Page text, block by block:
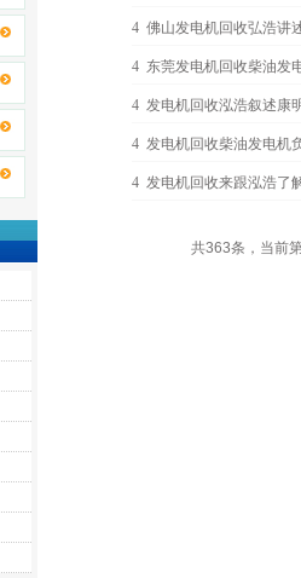
4 佛山发电机回收弘浩讲
4 东莞发电机回收柴油发
4 发电机回收泓浩叙述康
4 发电机回收柴油发电机
4 发电机回收来跟泓浩了
共363条，当前